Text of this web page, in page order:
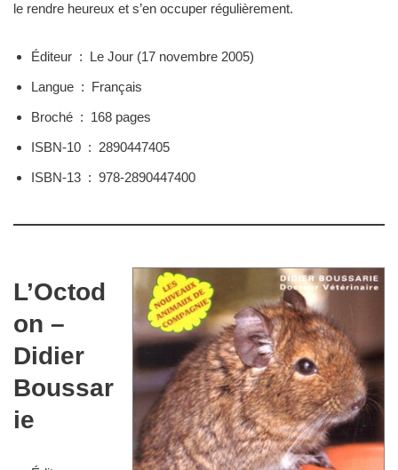
le rendre heureux et s’en occuper régulièrement.
Éditeur ‏ : ‎ Le Jour (17 novembre 2005)
Langue ‏ : ‎ Français
Broché ‏ : ‎ 168 pages
ISBN-10 ‏ : ‎ 2890447405
ISBN-13 ‏ : ‎ 978-2890447400
L’Octod
on –
Didier
Boussar
ie